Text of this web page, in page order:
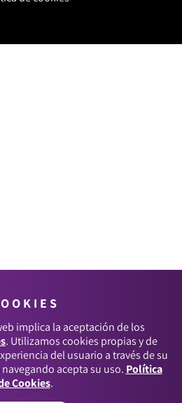
implica la aceptación de los
. Utilizamos cookies propias y de
del usuario a través de su
acepta su uso. Política
Cookies.